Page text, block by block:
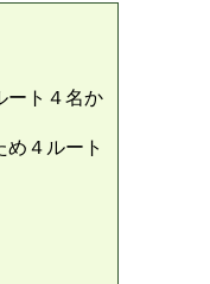
ート４名か
４ルート